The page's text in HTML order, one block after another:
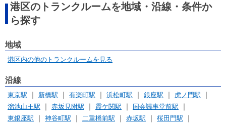
港区のトランクルームを地域・沿線・条件か
ら探す
地域
港区内の他のトランクルームを見る
沿線
東京駅 新橋駅 有楽町駅 浜松町駅 銀座駅
虎ノ門駅
溜池山王駅
赤坂見附駅 霞ケ関駅
国会議事堂前駅
東銀座駅
神谷町駅 二重橋前駅 赤坂駅
桜田門駅